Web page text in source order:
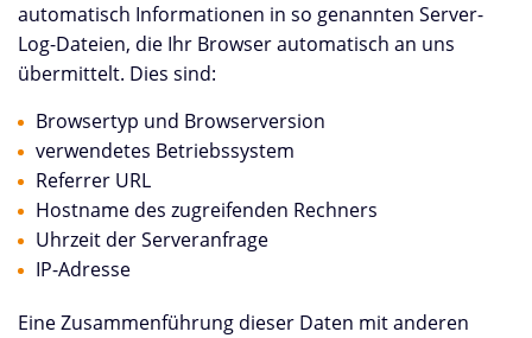
automatisch Informationen in so genannten Server-
Log-Dateien, die Ihr Browser automatisch an uns
übermittelt. Dies sind:
Browsertyp und Browserversion
verwendetes Betriebssystem
Referrer URL
Hostname des zugreifenden Rechners
Uhrzeit der Serveranfrage
IP-Adresse
Eine Zusammenführung dieser Daten mit anderen